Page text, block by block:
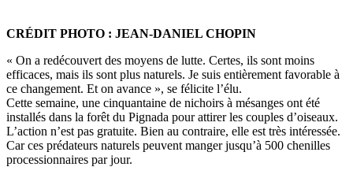
CRÉDIT PHOTO : JEAN-DANIEL CHOPIN
« On a redécouvert des moyens de lutte. Certes, ils sont moins
efficaces, mais ils sont plus naturels. Je suis entièrement favorable à
ce changement. Et on avance », se félicite l’élu.
Cette semaine, une cinquantaine de nichoirs à mésanges ont été
installés dans la forêt du Pignada pour attirer les couples d’oiseaux.
L’action n’est pas gratuite. Bien au contraire, elle est très intéressée.
Car ces prédateurs naturels peuvent manger jusqu’à 500 chenilles
processionnaires par jour.